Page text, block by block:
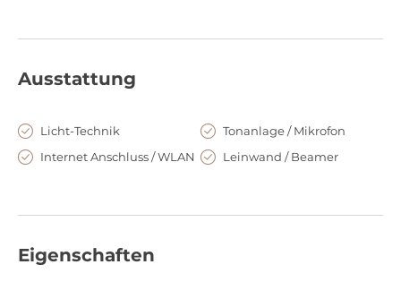
Ausstattung
Licht-Technik
Tonanlage / Mikrofon
Internet Anschluss / WLAN
Leinwand / Beamer
Eigenschaften